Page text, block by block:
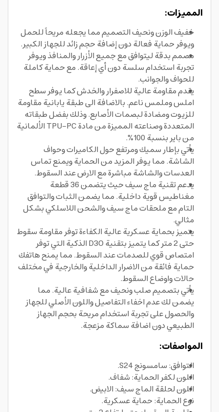
المميزات:
خفيف الوزن ونحيف التصميم مما يجعله مريحاً للحمل
ويوفر حماية فعالة دون إضافة حجم زائد للجهاز الكبير.
مصمم بدقة ليتوافق مع جميع الأزرار والمنافذ ويوفر
تجربة استخدام سلسة دون أي إعاقة. مع حماية كاملة
للحواف والجوانب.
يقدم مقاومة عالية للاصفرار والخدش كما يوفر سطح
املس وملمس ناعم. بالاضافة الى طبقة يابانية مقاومة
للزيوت ومضادة لبصمات الأصابع. وذلك بفضل طبقاته
المتعددة وصناعته المميزة من مادة TPU-PC الألمانية
من باير بنسبة 100%.
يأتي بإطار سميك ومرتفع حول الكاميرات وحواف
الشاشة. مما يوفر المزيد من الحماية ويمنع تماس
العدسات والشاشة مباشرة مع الارض عند السقوط.
يدعم تقنية ماج سيف حيث يتضمن 36 قطعة
مغناطيس قوية داخلية. مما يضمن الثبات والتوافق
التام مع ملحقات ماج سيف والشحن اللاسلكي بشكل
مثالي.
يتميز بحماية عسكرية عالية الكفاءة توفر مقاومة سقوط
حتى 2 متر كما يتميز بتقنية D3O الذكية التي توفر
امتصاص قوي للصدمات عند السقوط. مما يمنح هاتفك
حماية فائقة من الاضرار الداخلية والخارجية في مختلف
حالات واوضاع السقوط.
يأتي بتصميم صلب ونحيف مع شفافية عالية. مما
يضمن لك عدم اخفاء التفاصيل واللون الأصلي للجهاز
والحصول على تجربة استخدام مريحة بحجم الجهاز
الطبيعي دون اضافة سماكة مزعجة.
المواصفات:
التوافق: سامسونج S24.
اللون لكفر الحماية: شفاف.
اللون لحلقة الماج سيف: الابيض.
نوع الحماية: حماية عسكرية.